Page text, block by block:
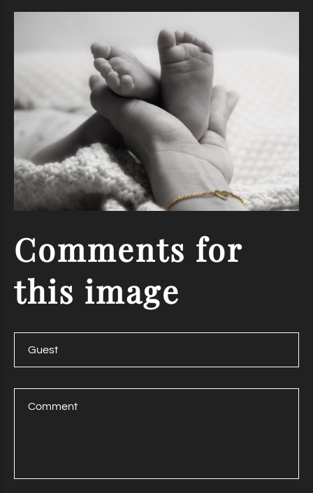
Comments for
this image